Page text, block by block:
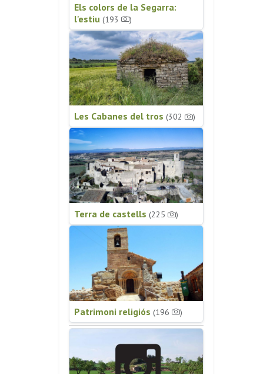
Els colors de la Segarra:
l'estiu (193 )
Les Cabanes del tros (302 )
Terra de castells (225 )
Patrimoni religiós (196 )